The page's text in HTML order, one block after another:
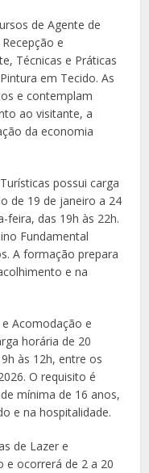
de Agente de
e
Técnicas e Práticas
em Tecido. As
e contemplam
ao visitante, a
da economia
possui carga
de 19 de janeiro a 24
feira, das 19h às 22h.
Fundamental
A formação prepara
e na
e Acomodação e
horária de 20
às 12h, entre os
O requisito é
mínima de 16 anos,
e na hospitalidade.
de Lazer e
e ocorrerá de 2 a 20